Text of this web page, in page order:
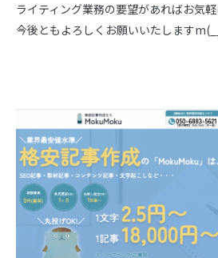
ライティング業務の要望があればお気軽
今後ともよろしくお願いいたします